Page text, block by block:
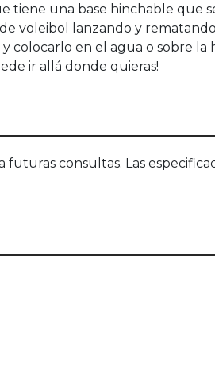
tiene una base hinchable que
voleibol lanzando y
en el agua o sobre la
ir allá donde quieras!
consultas. Las